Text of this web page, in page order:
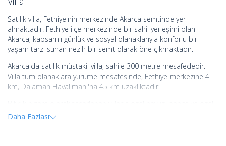
Satılık villa, Fethiye'nin merkezinde Akarca semtinde yer
almaktadır. Fethiye ilçe merkezinde bir sahil yerleşimi olan
Akarca, kapsamlı günlük ve sosyal olanaklarıyla konforlu bir
yaşam tarzı sunan nezih bir semt olarak öne çıkmaktadır.
Akarca'da satılık müstakil villa, sahile 300 metre mesafededir.
Villa tüm olanaklara yürüme mesafesinde, Fethiye merkezine 4
km, Dalaman Havalimanı'na 45 km uzaklıktadır.
giriş bulunmaktadır. 75 m² genişliğindeki özel yüzme havuzu taş
Daha Fazlası